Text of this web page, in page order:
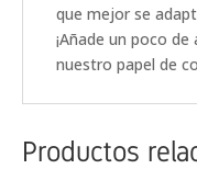
que mejor se
¡Añade un poco
nuestro papel de
Productos